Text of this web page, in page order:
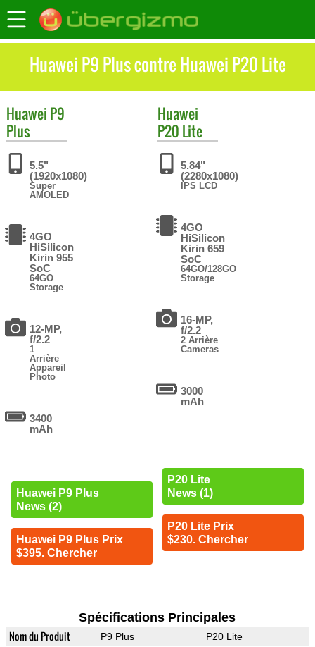
Huawei P9 Plus contre Huawei P20 Lite
Huawei P9
Plus
5.5"
(1920x1080)
Super
AMOLED
4GO
HiSilicon
Kirin 955
SoC
64GO
Storage
12-MP,
f/2.2
1
Arrière
Appareil
Photo
3400
mAh
Huawei P9 Plus
News (2)
Huawei P9 Plus Prix
$395. Chercher
Huawei
P20 Lite
5.84"
(2280x1080)
IPS LCD
4GO
HiSilicon
Kirin 659
SoC
64GO/128GO
Storage
16-MP,
f/2.2
2 Arrière
Cameras
3000
mAh
P20 Lite
News (1)
P20 Lite Prix
$230. Chercher
Spécifications Principales
Nom du Produit P9 Plus P20 Lite